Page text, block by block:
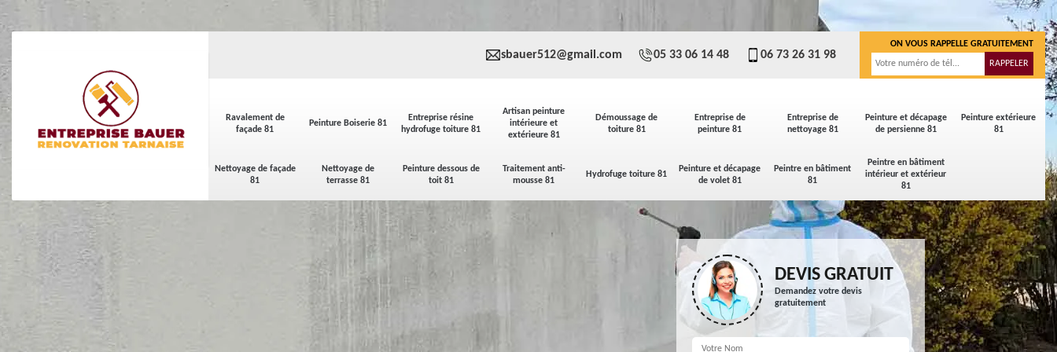
Ravalement de
façade 81
Peinture Boiserie 81
Entreprise résine
hydrofuge toiture 81
Artisan peinture
intérieure et
extérieure 81
Démoussage de
toiture 81
Entreprise de
peinture 81
Entreprise de
nettoyage 81
Peinture et décapage
de persienne 81
Peinture extérieure
81
Nettoyage de façade
81
Nettoyage de
terrasse 81
Peinture dessous de
toit 81
Traitement anti-
mousse 81
Hydrofuge toiture 81
Peinture et décapage
de volet 81
Peintre en bâtiment
81
Peintre en bâtiment
intérieur et extérieur
81
sbauer512@gmail.com 05 33 06 14 48 06 73 26 31 98
ON VOUS RAPPELLE GRATUITEMENT
DEVIS GRATUIT
Demandez votre devis
gratuitement